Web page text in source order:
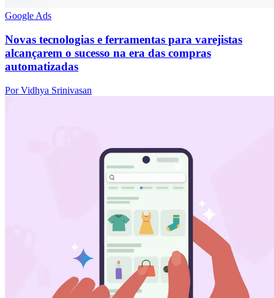
Google Ads
Novas tecnologias e ferramentas para varejistas
alcançarem o sucesso na era das compras
automatizadas
Por Vidhya Srinivasan